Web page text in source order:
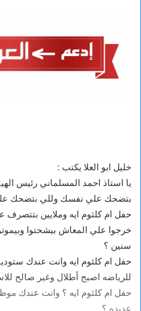
خليل ابو العلا يكتب :
يا استاذ احمد المسلماني رئيس
بتضحك علي نفسك وللي بتضحك علي
حفل ام كلثوم ايه وملايين بتتصرف
خرجوا علي المعاش بيشحتوا
سنين ؟
للرياضه اصبح أطلال وغير صالح
حفل ام كلثوم ايه ؟ وانت عندك
عديده ؟